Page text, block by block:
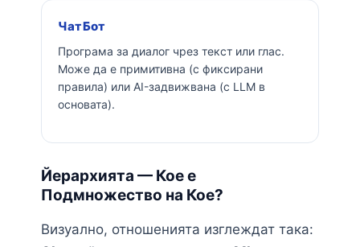
Чат Бот
Програма за диалог чрез текст или глас.
Може да е примитивна (с фиксирани
правила) или AI-задвижвана (с LLM в
основата).
Йерархията — Кое е
Подмножество на Кое?
Визуално, отношенията изглеждат така: